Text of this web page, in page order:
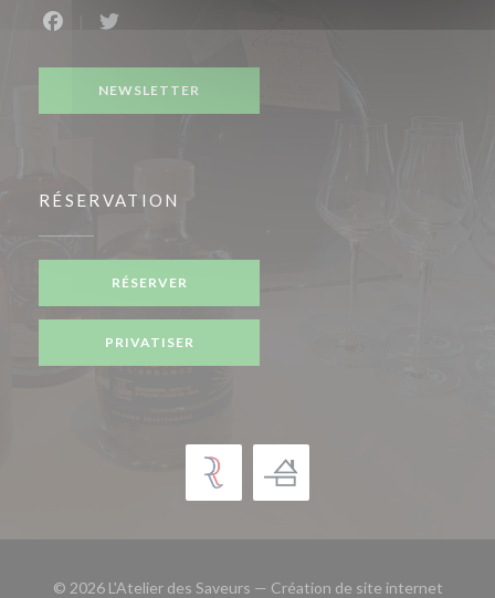
NEWSLETTER
RÉSERVATION
RÉSERVER
PRIVATISER
© 2026 L'Atelier des Saveurs — Création de site internet